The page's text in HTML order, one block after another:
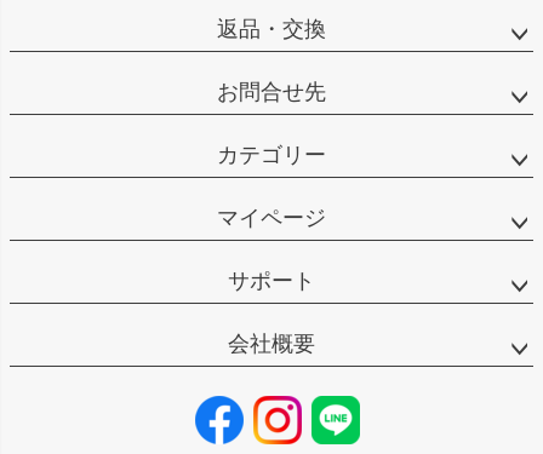
返品・交換
お問合せ先
カテゴリー
マイページ
サポート
会社概要